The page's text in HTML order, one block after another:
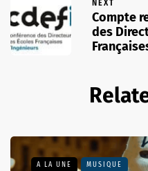
NEXT
Compte
des
A LA UNE MUSIQUE